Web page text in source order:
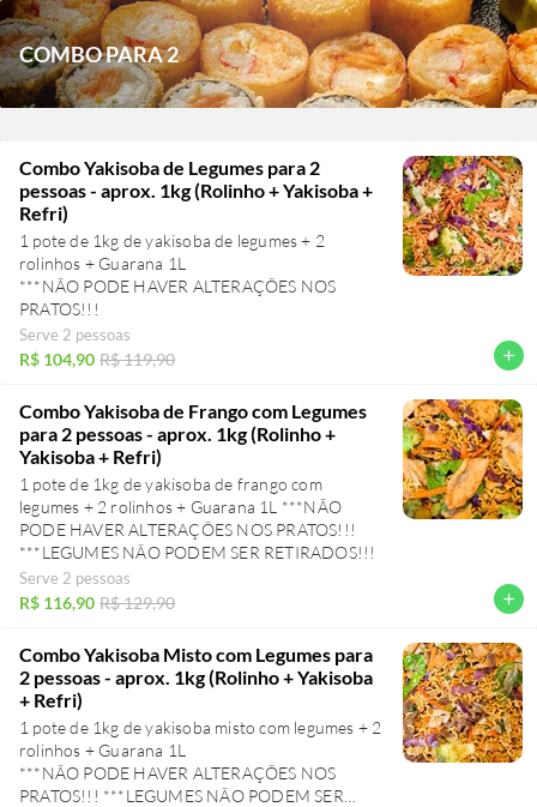
COMBO PARA 2
Combo Yakisoba de Legumes para 2
pessoas - aprox. 1kg (Rolinho + Yakisoba +
Refri)
1 pote de 1kg de yakisoba de legumes + 2
rolinhos + Guarana 1L
***NÃO PODE HAVER ALTERAÇÕES NOS
Serve 2 pessoas
R$ 104,90 R$ 119,90 add
Combo Yakisoba de Frango com Legumes
para 2 pessoas - aprox. 1kg (Rolinho +
Yakisoba + Refri)
1 pote de 1kg de yakisoba de frango com
legumes + 2 rolinhos + Guarana 1L ***NÃO
PODE HAVER ALTERAÇÕES NOS PRATOS!!!
Serve 2 pessoas
R$ 116,90 R$ 129,90 add
Combo Yakisoba Misto com Legumes para
2 pessoas - aprox. 1kg (Rolinho + Yakisoba
+ Refri)
1 pote de 1kg de yakisoba misto com legumes + 2
rolinhos + Guarana 1L
***NÃO PODE HAVER ALTERAÇÕES NOS
PRATOS!!! ***LEGUMES NÃO PODEM SER